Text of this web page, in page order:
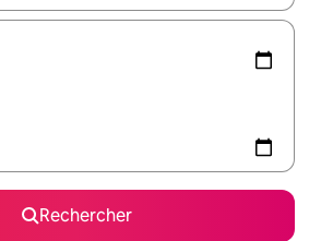
Rechercher